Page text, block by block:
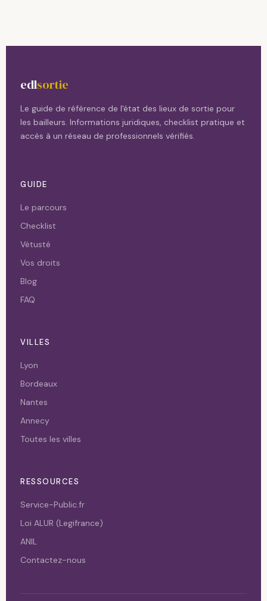
edlsortie
Le guide de référence de l'état des lieux de sortie pour
les bailleurs. Informations juridiques, checklist pratique et
accès à un réseau de professionnels vérifiés.
GUIDE
Le parcours
Checklist
Vétusté
Vos droits
Blog
FAQ
VILLES
Lyon
Bordeaux
Nantes
Annecy
Toutes les villes
RESSOURCES
Service-Public.fr
Loi ALUR (Legifrance)
ANIL
Contactez-nous